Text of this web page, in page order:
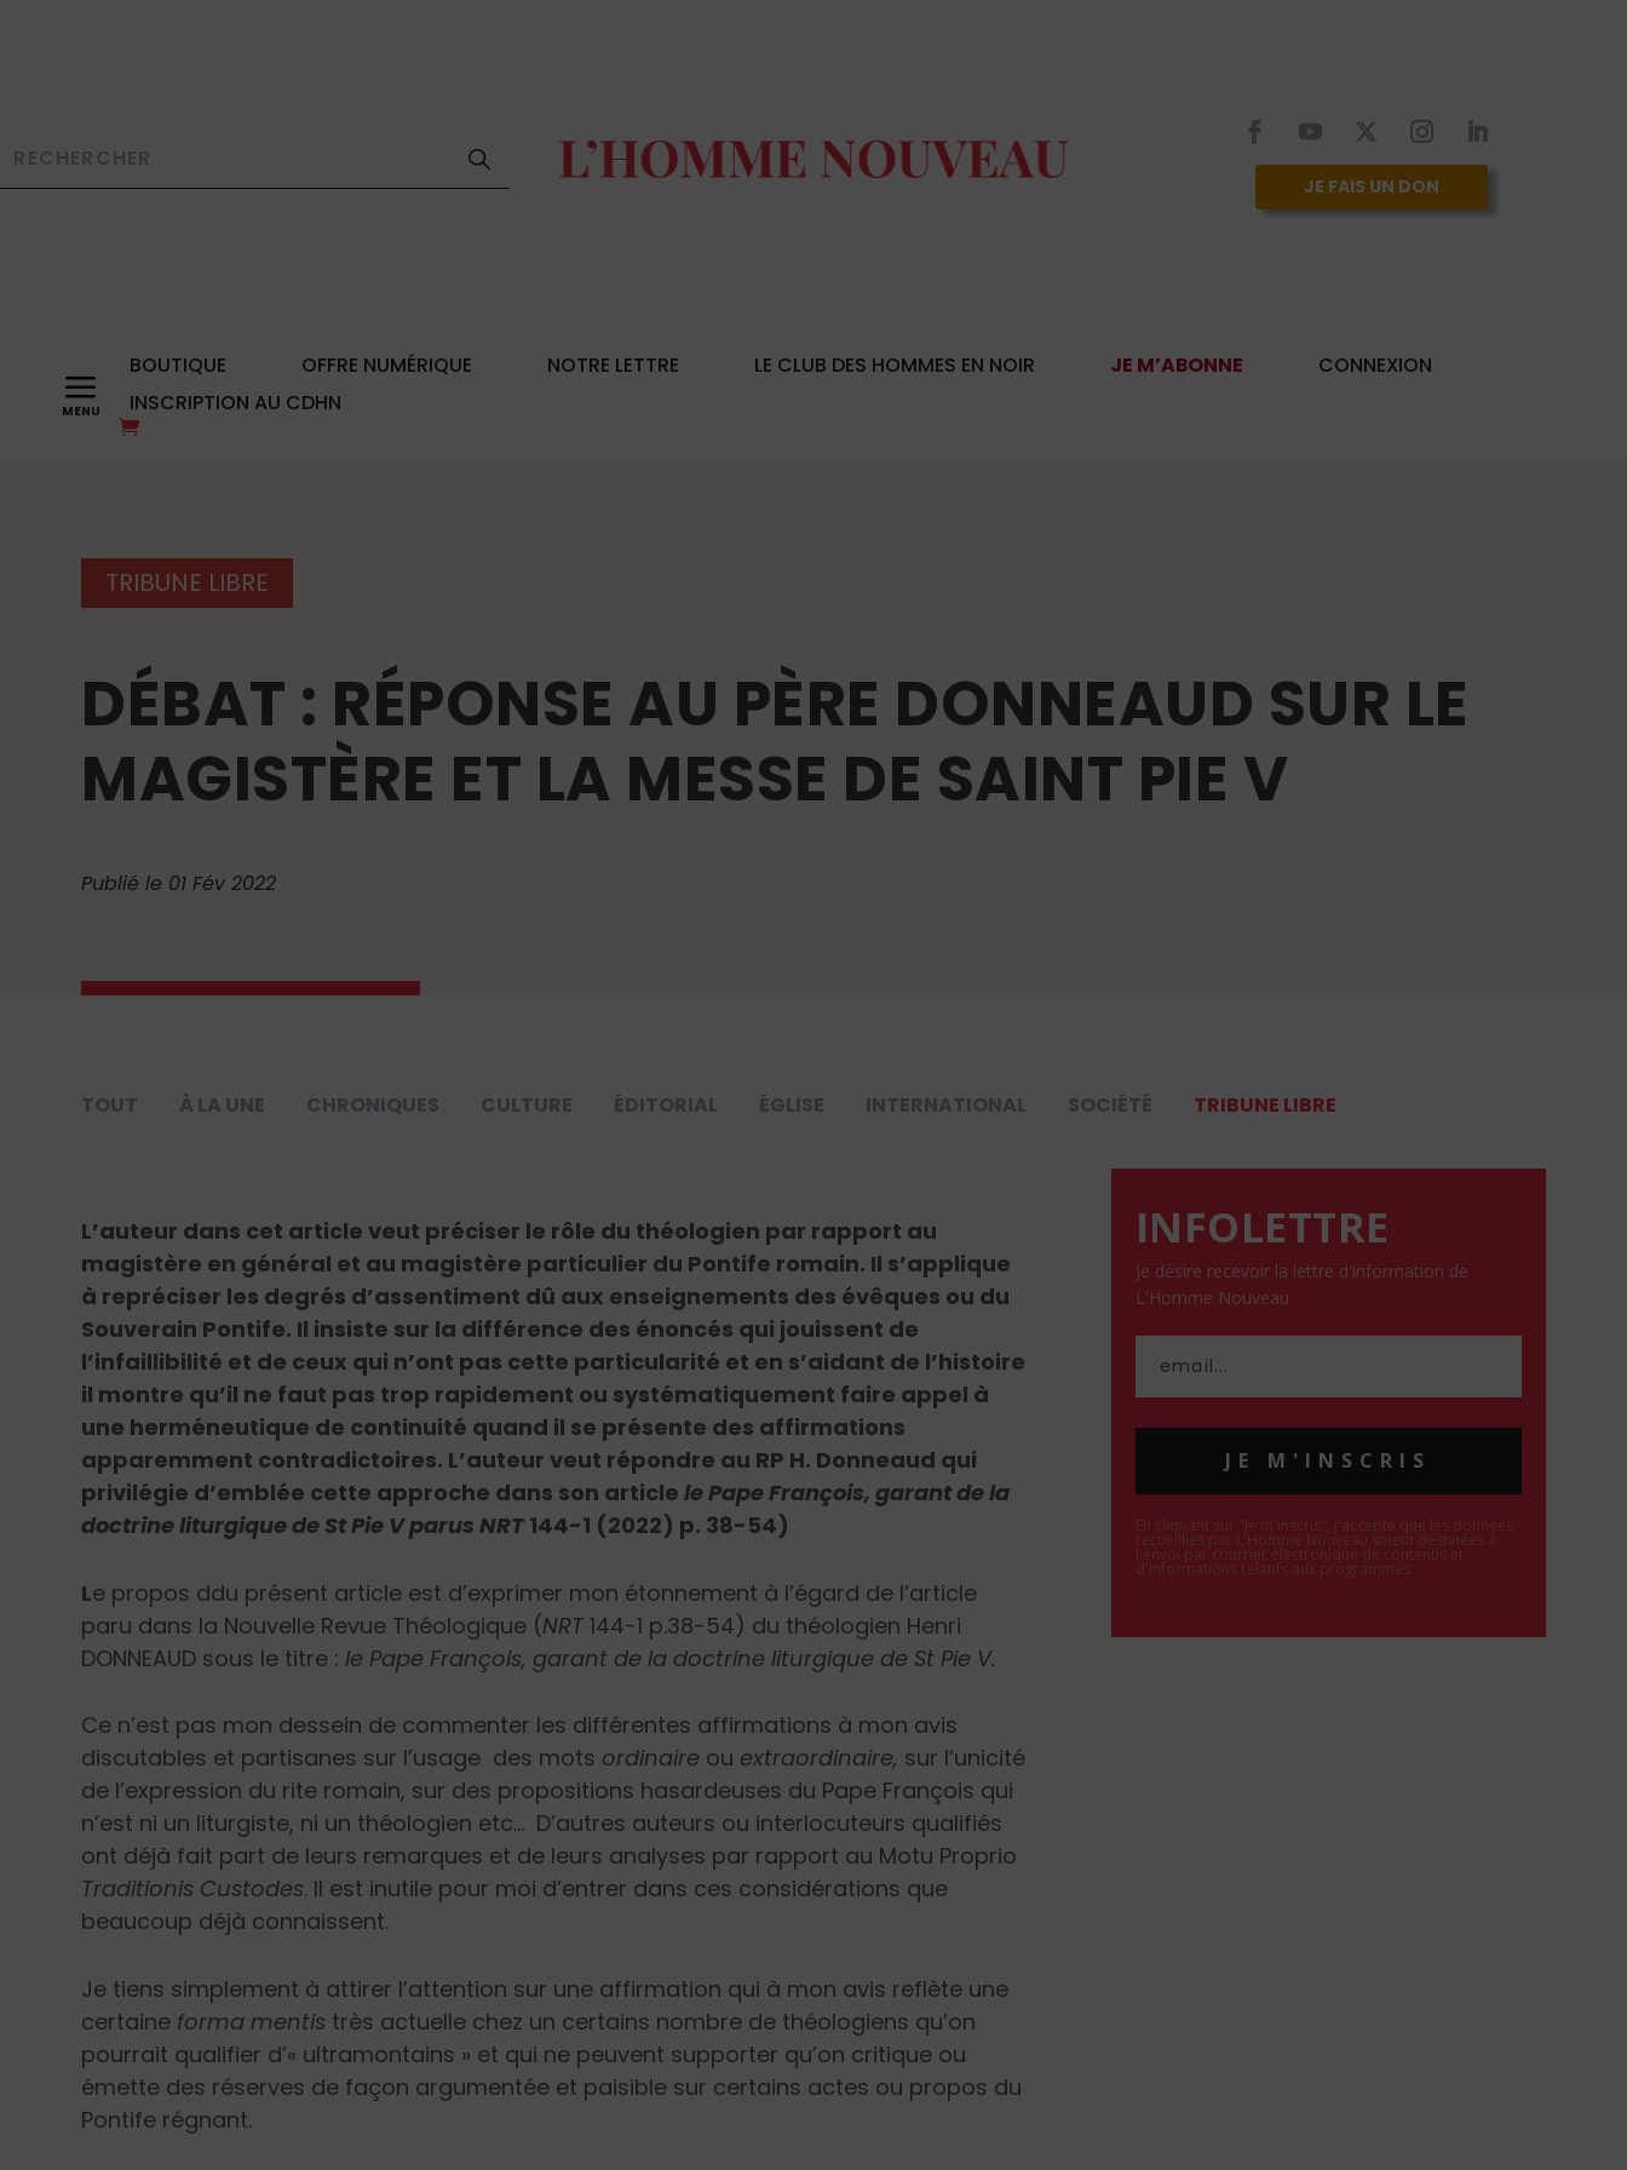
JE FAIS UN DON
a BOUTIQUE OFFRE NUMÉRIQUE NOTRE LETTRE LE CLUB DES HOMMES EN NOIR JE M’ABONNE
CONNEXION
INSCRIPTION AU CDHN
TRIBUNE LIBRE
DÉBAT : RÉPONSE AU PÈRE DONNEAUD SUR LE
MAGISTÈRE ET LA MESSE DE SAINT PIE V
Publié le 01 Fév 2022
TOUT À LA UNE CHRONIQUES CULTURE ÉDITORIAL ÉGLISE INTERNATIONAL SOCIÉTÉ TRIBUNE LIBRE
L’auteur dans cet article veut préciser le rôle du théologien par rapport au
magistère en général et au magistère particulier du Pontife romain. Il s’applique
à repréciser les degrés d’assentiment dû aux enseignements des évêques ou du
Souverain Pontife. Il insiste sur la différence des énoncés qui jouissent de
l’infaillibilité et de ceux qui n’ont pas cette particularité et en s’aidant de l’histoire
il montre qu’il ne faut pas trop rapidement ou systématiquement faire appel à
une herméneutique de continuité quand il se présente des affirmations
apparemment contradictoires. L’auteur veut répondre au RP H. Donneaud qui
privilégie d’emblée cette approche dans son articlele Pape François, garant de la
doctrine liturgique de St Pie V parus NRT 144-1 (2022) p. 38-54)
Le propos ddu présent article est d’exprimer mon étonnement à l’égard de l’article
paru dans la Nouvelle Revue Théologique (NRT144-1 p.38-54) du théologien Henri
DONNEAUD sous le titre : le Pape François, garant de la doctrine liturgique de St Pie V.
Ce n’est pas mon dessein de commenter les différentes affirmations à mon avis
discutables et partisanes sur l’usage des mots ordinaire ou extraordinaire, sur l’unicité
de l’expression du rite romain, sur des propositions hasardeuses du Pape François qui
n’est ni un liturgiste, ni un théologien etc… D’autres auteurs ou interlocuteurs qualifiés
ont déjà fait part de leurs remarques et de leurs analyses par rapport au Motu Proprio
Traditionis Custodes. Il est inutile pour moi d’entrer dans ces considérations que
beaucoup déjà connaissent.
Je tiens simplement à attirer l’attention sur une affirmation qui à mon avis reflète une
certaine forma mentis très actuelle chez un certains nombre de théologiens qu’on
pourrait qualifier d’« ultramontains » et qui ne peuvent supporter qu’on critique ou
émette des réserves de façon argumentée et paisible sur certains actes ou propos du
Pontife régnant.
INFOLETTRE
Je désire recevoir la lettre d'information de
L'Homme Nouveau
JE M'INSCRIS
En cliquant sur "Je m'inscris", j'accepte que les données
recueillies par L'Homme Nouveau soient destinées à
l'envoi par courrier électronique de contenus et
d'informations relatifs aux programmes.